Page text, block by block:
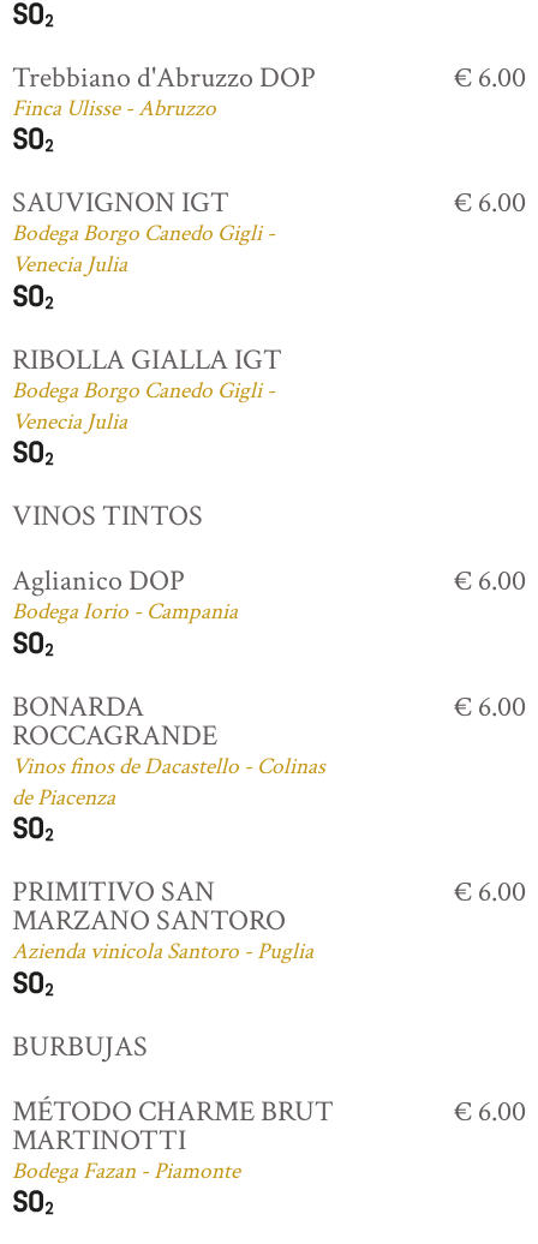
Trebbiano d'Abruzzo DOP
Finca Ulisse - Abruzzo
€ 6.00
SAUVIGNON IGT
Bodega Borgo Canedo Gigli -
Venecia Julia
€ 6.00
RIBOLLA GIALLA IGT
Bodega Borgo Canedo Gigli -
Venecia Julia
VINOS TINTOS
Aglianico DOP
Bodega Iorio - Campania
€ 6.00
BONARDA
ROCCAGRANDE
Vinos finos de Dacastello - Colinas
de Piacenza
€ 6.00
PRIMITIVO SAN
MARZANO SANTORO
Azienda vinicola Santoro - Puglia
€ 6.00
BURBUJAS
MÉTODO CHARME BRUT
MARTINOTTI
Bodega Fazan - Piamonte
€ 6.00